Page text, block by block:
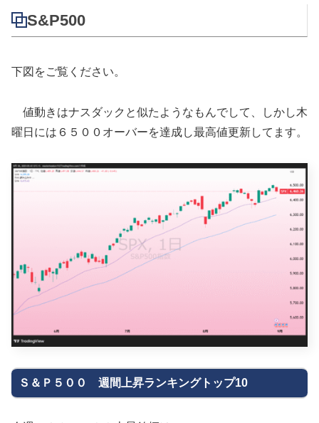
S&P500
下図をご覧ください。
値動きはナスダックと似たようなもんでして、しかし木
曜日には６５００オーバーを達成し最高値更新してます。
Ｓ＆Ｐ５００ 週間上昇ランキングトップ10